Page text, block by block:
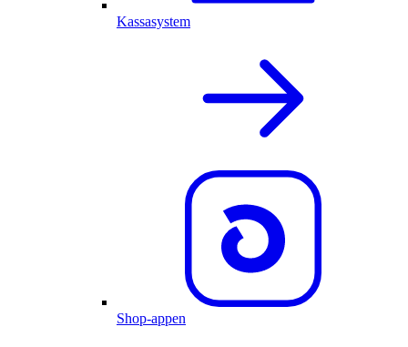
Kassasystem
Shop-appen